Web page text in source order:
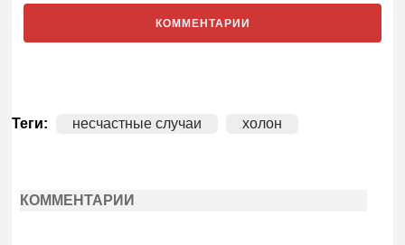
КОММЕНТАРИИ
Теги: несчастные случаи холон
КОММЕНТАРИИ